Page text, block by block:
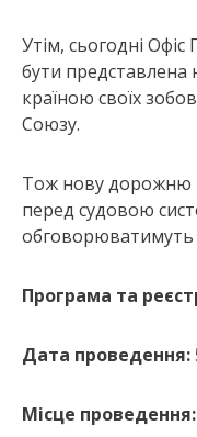
Утім, сьогодні
бути
країною своїх
Союзу.
Тож нову дорожню
перед судовою
обговорюватимуть
Програма та
Дата проведення:
Місце проведення: